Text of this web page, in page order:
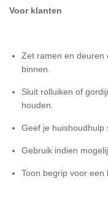
Voor klanten
Zet ramen en deuren
binnen.
Sluit rolluiken of
houden.
Geef je huishoudhulp
Gebruik indien
Toon begrip voor een